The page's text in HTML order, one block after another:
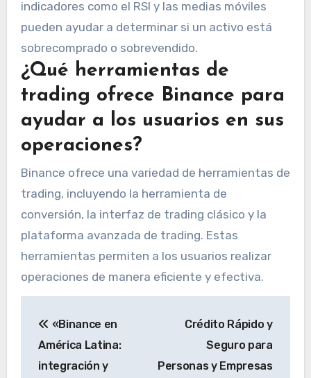
indicadores como el RSI y las medias móviles
pueden ayudar a determinar si un activo está
sobrecomprado o sobrevendido.
¿Qué herramientas de
trading ofrece Binance para
ayudar a los usuarios en sus
operaciones?
Binance ofrece una variedad de herramientas de
trading, incluyendo la herramienta de
conversión, la interfaz de trading clásico y la
plataforma avanzada de trading. Estas
herramientas permiten a los usuarios realizar
operaciones de manera eficiente y efectiva.
de
entradas
«Binance en
América Latina:
integración y
Crédito Rápido y
Seguro para
Personas y Empresas